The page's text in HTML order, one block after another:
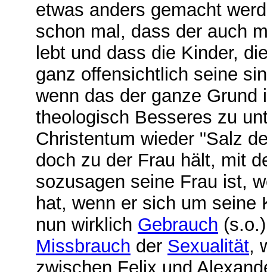
etwas anders gemacht
schon mal, dass der auch
lebt und dass die Kinder,
ganz offensichtlich seine
wenn das der ganze
theologisch Besseres zu
Christentum wieder "Salz
doch zu der Frau hält, mit
sozusagen seine Frau ist,
hat, wenn er sich um seine
nun wirklich Gebrauch
Missbrauch der Sexualität,
zwischen Felix und